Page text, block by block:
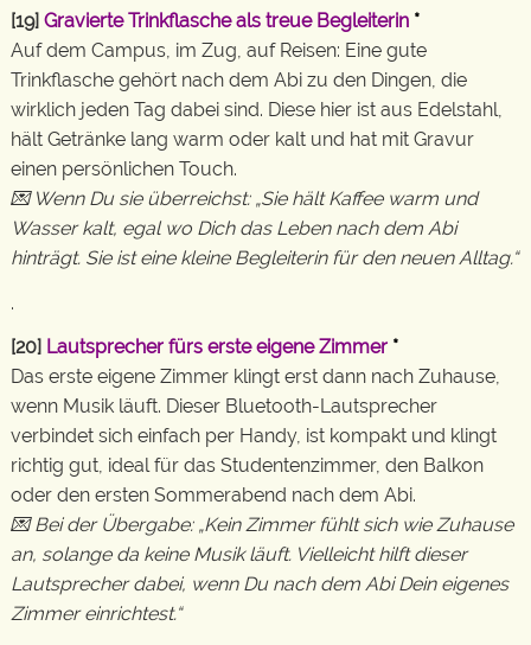
[19] Gravierte Trinkflasche als treue Begleiterin *
Auf dem Campus, im Zug, auf Reisen: Eine gute
Trinkflasche gehört nach dem Abi zu den Dingen, die
wirklich jeden Tag dabei sind. Diese hier ist aus Edelstahl,
hält Getränke lang warm oder kalt und hat mit Gravur
einen persönlichen Touch.
💌 Wenn Du sie überreichst: „Sie hält Kaffee warm und
Wasser kalt, egal wo Dich das Leben nach dem Abi
hinträgt. Sie ist eine kleine Begleiterin für den neuen Alltag.“
.
[20] Lautsprecher fürs erste eigene Zimmer *
Das erste eigene Zimmer klingt erst dann nach Zuhause,
wenn Musik läuft. Dieser Bluetooth-Lautsprecher
verbindet sich einfach per Handy, ist kompakt und klingt
richtig gut, ideal für das Studentenzimmer, den Balkon
oder den ersten Sommerabend nach dem Abi.
💌 Bei der Übergabe: „Kein Zimmer fühlt sich wie Zuhause
an, solange da keine Musik läuft. Vielleicht hilft dieser
Lautsprecher dabei, wenn Du nach dem Abi Dein eigenes
Zimmer einrichtest.“